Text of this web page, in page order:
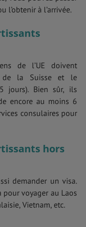
l’obtenir à l’arrivée.
de l’UE doivent
de la Suisse et le
jours). Bien sûr, ils
encore au moins 6
consulaires pour
hors
demander un visa.
voyager au Laos
Vietnam, etc.